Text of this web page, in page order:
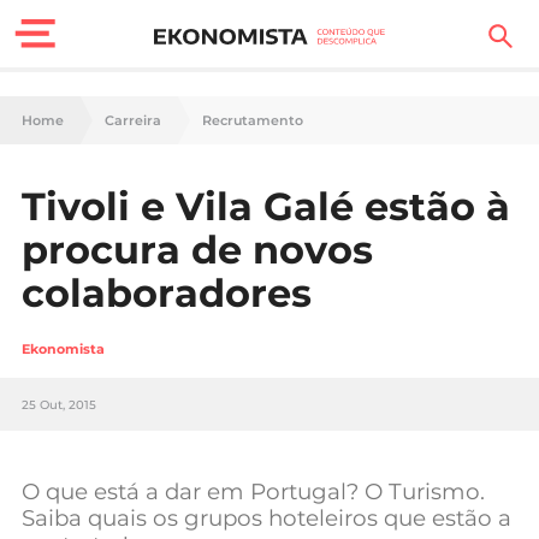
Finanças Pessoais
Carreira
Casa
Lifestyle
Sociedade
Negócios
Home Carreira Recrutamento
Tivoli e Vila Galé estão à
procura de novos
colaboradores
Ekonomista
25 Out, 2015
O que está a dar em Portugal? O Turismo.
Saiba quais os grupos hoteleiros que estão a